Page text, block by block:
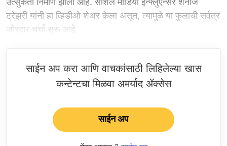
ट्रेझरी यांनी हा व्हिडीओ शेअर केला असून, त्यामुळे या फुलाची सर्वत्र
जोरदार चर्चा सुरू आहे.
साईन अप करा आणि वाचकांसाठी लिहिलेल्या खास
कन्टेन्टचा मिळवा अमर्याद ॲक्सेस
साईन अप